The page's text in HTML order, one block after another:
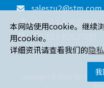
+86-512-82627890
+86-512-82627891
Copyright © 2021 Sin Sheng
本网站使用cookie。继续
用cookie。
详细资讯请查看我们的隐